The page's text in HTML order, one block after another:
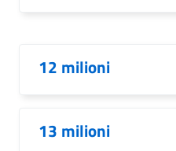
12 milioni
13 milioni